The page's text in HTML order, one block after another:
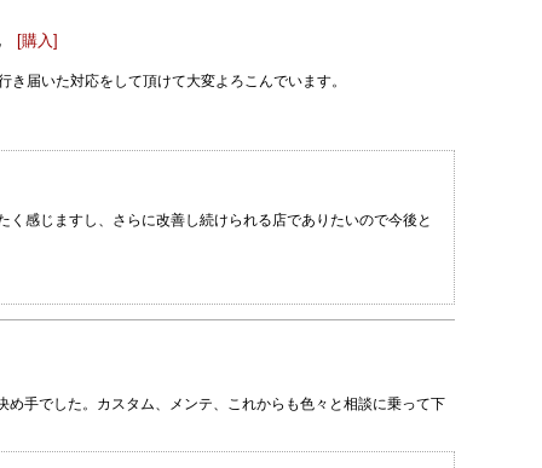
[購入]
届いた対応をして頂けて大変よろこんでいます。
感じますし、さらに改善し続けられる店でありたいので今後と
手でした。カスタム、メンテ、これからも色々と相談に乗って下